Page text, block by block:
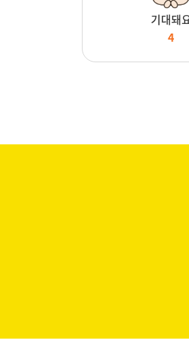
기대돼
4